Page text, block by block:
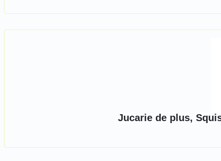
Jucarie de plus,